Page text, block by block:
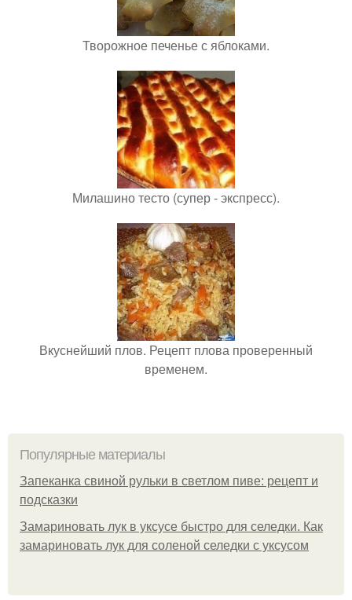
Творожное печенье с яблоками.
Милашино тесто (супер - экспресс).
Вкуснейший плов. Рецепт плова проверенный
временем.
Популярные материалы
Запеканка свиной рульки в светлом пиве: рецепт и
подсказки
Замариновать лук в уксусе быстро для селедки. Как
замариновать лук для соленой селедки с уксусом